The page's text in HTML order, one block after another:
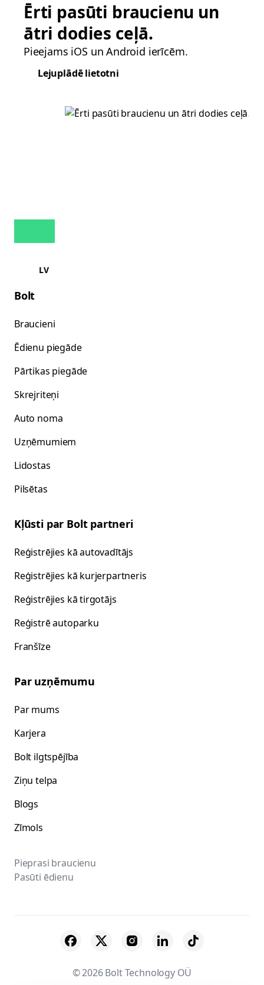
Ērti pasūti braucienu un
ātri dodies ceļā.
Pieejams iOS un Android ierīcēm.
Lejuplādē lietotni
LV
Bolt
Braucieni
Ēdienu piegāde
Pārtikas piegāde
Skrejriteņi
Auto noma
Uzņēmumiem
Lidostas
Pilsētas
Kļūsti par Bolt partneri
Reģistrējies kā autovadītājs
Reģistrējies kā kurjerpartneris
Reģistrējies kā tirgotājs
Reģistrē autoparku
Franšīze
Par uzņēmumu
Par mums
Karjera
Bolt ilgtspējība
Ziņu telpa
Blogs
Zīmols
Pieprasi braucienu
Pasūti ēdienu
© 2026 Bolt Technology OÜ